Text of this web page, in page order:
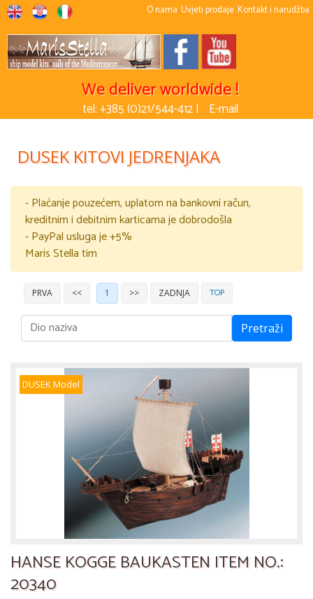
O nama Uvjeti prodaje Kontakt i narudžba
We deliver worldwide !
tel: +385 (0)21/544-412 | E-mail
DUSEK KITOVI JEDRENJAKA
- Plaćanje pouzećem, uplatom na bankovni račun,
kreditnim i debitnim karticama je dobrodošla
- PayPal usluga je +5%
Maris Stella tim
PRVA << 1 >> ZADNJA TOP
Pretraži
DUSEK Model
HANSE KOGGE BAUKASTEN ITEM NO.:
20340